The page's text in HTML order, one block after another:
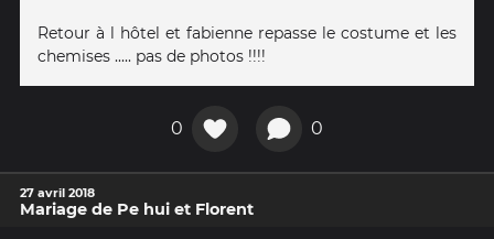
Retour à l hôtel et fabienne repasse le costume et les
chemises ..... pas de photos !!!!
0 0
27 avril 2018
Mariage de Pe hui et Florent